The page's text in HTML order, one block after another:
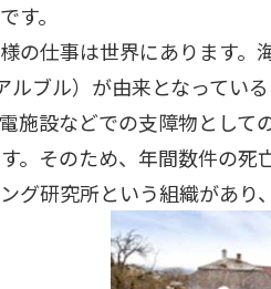
す。
の仕事は世界にあります
ブル）が由来となってい
施設などでの支障物とし
。そのため、年間数件の死
グ研究所という組織があり